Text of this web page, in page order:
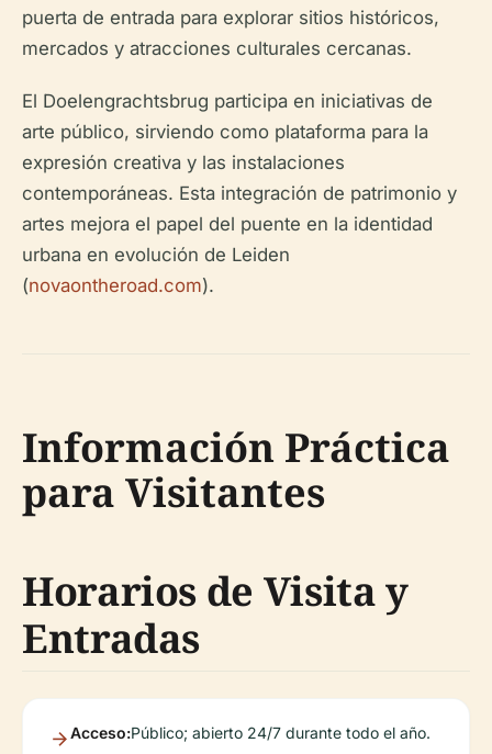
puerta de entrada para explorar sitios históricos,
mercados y atracciones culturales cercanas.
El Doelengrachtsbrug participa en iniciativas de
arte público, sirviendo como plataforma para la
expresión creativa y las instalaciones
contemporáneas. Esta integración de patrimonio y
artes mejora el papel del puente en la identidad
urbana en evolución de Leiden
(novaontheroad.com).
Información Práctica
para Visitantes
Horarios de Visita y
Entradas
Acceso:Público; abierto 24/7 durante todo el año.